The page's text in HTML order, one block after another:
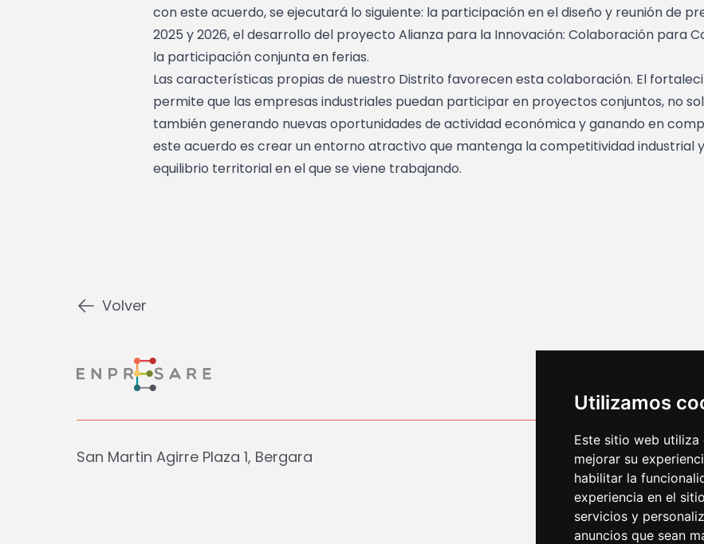
Utilizamos
Este sitio web
mejorar su
habilitar la
experiencia en el
servicios y
anuncios que sean
con este acuerdo, se ejecutará lo siguiente: la participación en el diseño y reunión de
2025 y 2026, el desarrollo del proyecto Alianza para la Innovación: Colaboración para
la participación conjunta en ferias.
Las características propias de nuestro Distrito favorecen esta colaboración. El
permite que las empresas industriales puedan participar en proyectos conjuntos, no
también generando nuevas oportunidades de actividad económica y ganando en
este acuerdo es crear un entorno atractivo que mantenga la competitividad industrial
equilibrio territorial en el que se viene trabajando.
Volver
San Martin Agirre Plaza 1, Bergara
Financiado